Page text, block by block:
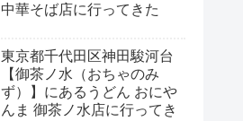
中華そば店に行ってきた
東京都千代田区神田駿河台
【御茶ノ水（おちゃのみ
ず）】にあるうどん おにや
んま 御茶ノ水店に行ってき